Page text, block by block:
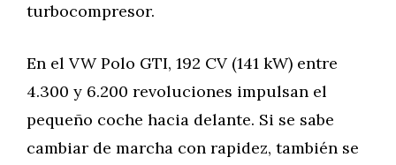
turbocompresor.
En el VW Polo GTI, 192 CV (141 kW) entre
4.300 y 6.200 revoluciones impulsan el
pequeño coche hacia delante. Si se sabe
cambiar de marcha con rapidez, también se